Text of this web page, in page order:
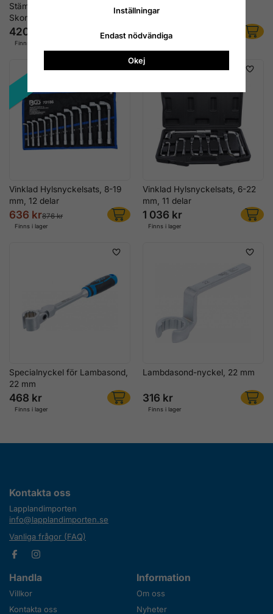
Stämjärnssats 5 delar –
Skonsam för Klassiska Bilar
420 kr
Finns i lager
796 kr
REA!
Vinklad Hylsnyckelsats, 8-19
mm, 12 delar
636 kr876 kr
Finns i lager
Vinklad Hylsnyckelsats, 6-22
mm, 11 delar
1 036 kr
Finns i lager
Specialnyckel för Lambasond,
22 mm
468 kr
Finns i lager
Lambdasond-nyckel, 22 mm
316 kr
Finns i lager
Kontakta oss
Lapplandimporten
info@lapplandimporten.se
Vanliga frågor (FAQ)
Handla
Villkor
Kontakta oss
Information
Om oss
Nyheter
Inställningar
Endast nödvändiga
Okej